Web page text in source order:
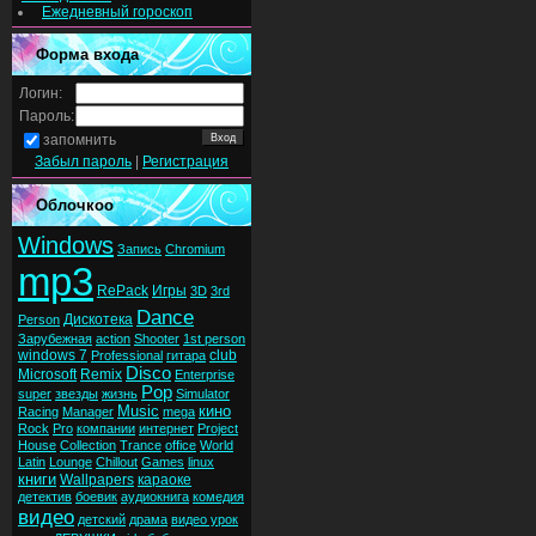
Ежедневный гороскоп
Форма входа
Логин:
Пароль:
запомнить
Забыл пароль
Регистрация
Облочкоо
Windows Запись Chromium
mp3 RePack Игры 3D 3rd
Person Дискотека Dance
Зарубежная action Shooter 1st person
windows 7 Professional гитара club
Microsoft Remix Disco Enterprise
super звезды жизнь Pop Simulator
Racing Manager Music mega кино
Rock Pro компании интернет Project
House Collection Trance office World
Latin Lounge Chillout Games linux
книги Wallpapers караоке
детектив боевик аудиокнига комедия
видео детский драма видео урок